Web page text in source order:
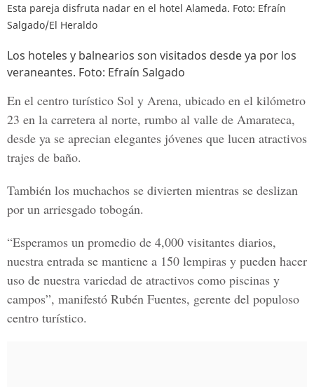
Esta pareja disfruta nadar en el hotel Alameda. Foto: Efraín
Salgado/El Heraldo
Los hoteles y balnearios son visitados desde ya por los
veraneantes. Foto: Efraín Salgado
En el centro turístico Sol y Arena, ubicado en el kilómetro
23 en la carretera al norte, rumbo al valle de Amarateca,
desde ya se aprecian elegantes jóvenes que lucen atractivos
trajes de baño.
También los muchachos se divierten mientras se deslizan
por un arriesgado tobogán.
“Esperamos un promedio de 4,000 visitantes diarios,
nuestra entrada se mantiene a 150 lempiras y pueden hacer
uso de nuestra variedad de atractivos como piscinas y
campos”, manifestó Rubén Fuentes, gerente del populoso
centro turístico.